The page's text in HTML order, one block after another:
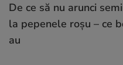
De ce să nu arunci
la pepenele roșu – ce
au